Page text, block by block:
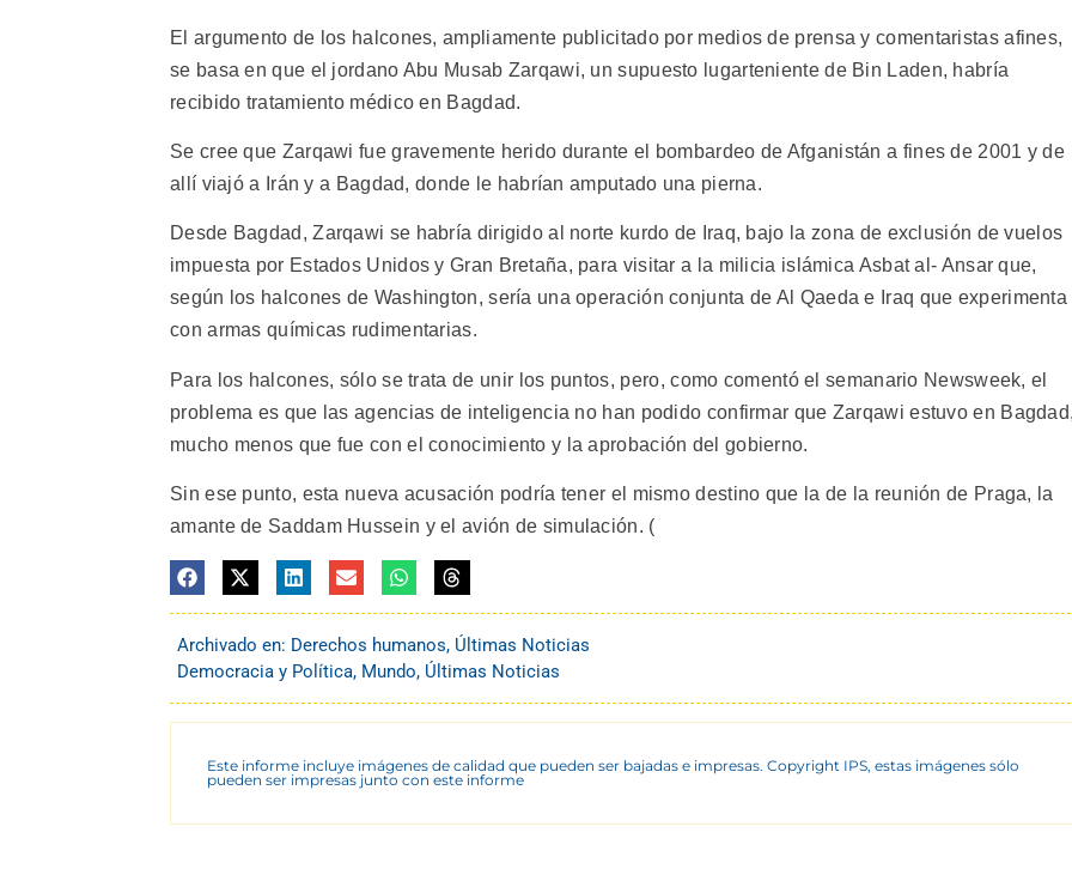
El argumento de los halcones, ampliamente publicitado por medios de prensa y comentaristas afines,
se basa en que el jordano Abu Musab Zarqawi, un supuesto lugarteniente de Bin Laden, habría
recibido tratamiento médico en Bagdad.
Se cree que Zarqawi fue gravemente herido durante el bombardeo de Afganistán a fines de 2001 y de
allí viajó a Irán y a Bagdad, donde le habrían amputado una pierna.
Desde Bagdad, Zarqawi se habría dirigido al norte kurdo de Iraq, bajo la zona de exclusión de vuelos
impuesta por Estados Unidos y Gran Bretaña, para visitar a la milicia islámica Asbat al- Ansar que,
según los halcones de Washington, sería una operación conjunta de Al Qaeda e Iraq que experimenta
con armas químicas rudimentarias.
Para los halcones, sólo se trata de unir los puntos, pero, como comentó el semanario Newsweek, el
problema es que las agencias de inteligencia no han podido confirmar que Zarqawi estuvo en
mucho menos que fue con el conocimiento y la aprobación del gobierno.
Sin ese punto, esta nueva acusación podría tener el mismo destino que la de la reunión de Praga, la
amante de Saddam Hussein y el avión de simulación. (
Archivado en: Derechos humanos, Últimas Noticias
Democracia y Política, Mundo, Últimas Noticias
Este informe incluye imágenes de calidad que pueden ser bajadas e impresas. Copyright IPS, estas imágenes sólo
pueden ser impresas junto con este informe